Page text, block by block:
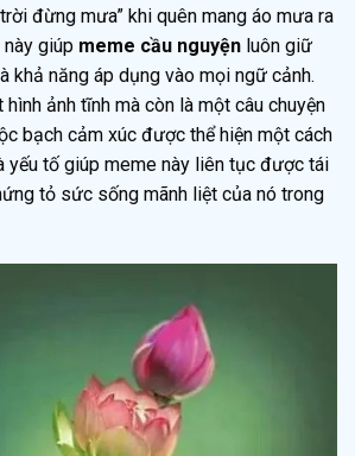
đừng mưa” khi quên mang áo mưa ra
giúp meme cầu nguyện luôn giữ
năng áp dụng vào mọi ngữ cảnh.
hình ảnh tĩnh mà còn là một câu chuyện
bạch cảm xúc được thể hiện một cách
yếu tố giúp meme này liên tục được tái
tỏ sức sống mãnh liệt của nó trong